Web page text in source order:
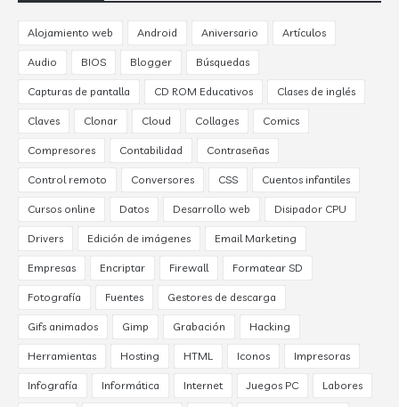
Alojamiento web Android Aniversario Artículos
Audio BIOS Blogger Búsquedas
Capturas de pantalla CD ROM Educativos Clases de inglés
Claves Clonar Cloud Collages Comics
Compresores Contabilidad Contraseñas
Control remoto Conversores CSS Cuentos infantiles
Cursos online Datos Desarrollo web Disipador CPU
Drivers Edición de imágenes Email Marketing
Empresas Encriptar Firewall Formatear SD
Fotografía Fuentes Gestores de descarga
Gifs animados Gimp Grabación Hacking
Herramientas Hosting HTML Iconos Impresoras
Infografía Informática Internet Juegos PC Labores